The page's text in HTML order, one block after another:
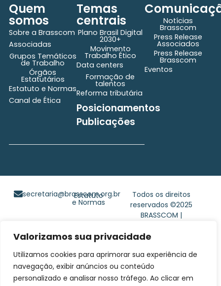
Valorizamos sua privacidade
Utilizamos cookies para aprimorar sua experiência de
navegação, exibir anúncios ou conteúdo
personalizado e analisar nosso tráfego. Ao clicar em
Quem
somos
Sobre a Brasscom
Associadas
Grupos Temáticos
de Trabalho
Órgãos
Estatutários
Estatuto e Normas
Canal de Ética
Temas
centrais
Plano Brasil Digital
2030+
Movimento
Trabalho Ético
Data centers
Formação de
talentos
Reforma tributária
Posicionamentos
Publicações
Notícias
Brasscom
Press Release
Associados
Press Release
Brasscom
Eventos
Todos os direitos
reservados ©2025
BRASSCOM |
desenvolvido por
secretaria@brasscom.org.br
Estatuto
e Normas